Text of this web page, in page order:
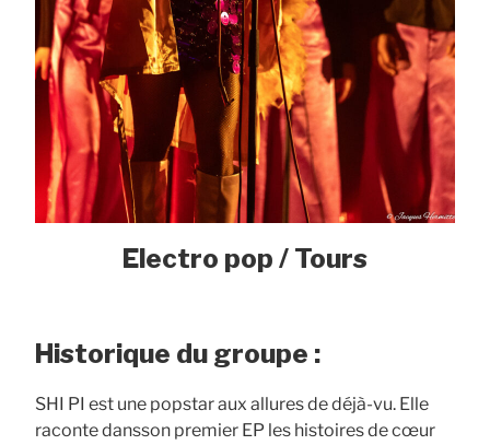
Electro pop / Tours
Historique du groupe :
SHI PI est une popstar aux allures de déjà-vu. Elle
raconte dans​ son premier EP les histoires de cœur